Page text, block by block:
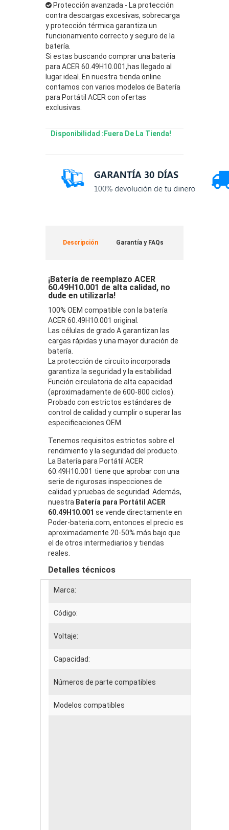
Protección avanzada - La protección
contra descargas excesivas, sobrecarga
y protección térmica garantiza un
funcionamiento correcto y seguro de la
batería.
Si estas buscando comprar una bateria
para ACER 60.49H10.001,has llegado al
lugar ideal. En nuestra tienda online
contamos con varios modelos de Batería
para Portátil ACER con ofertas
exclusivas.
Disponibilidad :Fuera De La Tienda!
Descripción Garantía y FAQs
¡Batería de reemplazo ACER
60.49H10.001 de alta calidad, no
dude en utilizarla!
100% OEM compatible con la batería
ACER 60.49H10.001 original.
Las células de grado A garantizan las
cargas rápidas y una mayor duración de
batería.
La protección de circuito incorporada
garantiza la seguridad y la estabilidad.
Función circulatoria de alta capacidad
(aproximadamente de 600-800 ciclos).
Probado con estrictos estándares de
control de calidad y cumplir o superar las
especificaciones OEM.
Tenemos requisitos estrictos sobre el
rendimiento y la seguridad del producto.
La Batería para Portátil ACER
60.49H10.001 tiene que aprobar con una
serie de rigurosas inspecciones de
calidad y pruebas de seguridad. Además,
nuestra Batería para Portátil ACER
60.49H10.001 se vende directamente en
Poder-bateria.com, entonces el precio es
aproximadamente 20-50% más bajo que
el de otros intermediarios y tiendas
reales.
Detalles técnicos
Marca:
Código:
Voltaje:
Capacidad:
Números de parte compatibles
Modelos compatibles